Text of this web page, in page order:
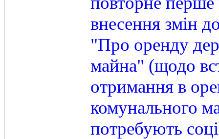
внесення змін
"Про оренду
майна" (щодо
отримання в
комунального
потребують